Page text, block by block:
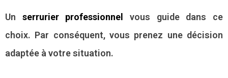
Un serrurier professionnel
vous guide dans ce
choix. Par conséquent, vous prenez une décision
adaptée à votre situation.